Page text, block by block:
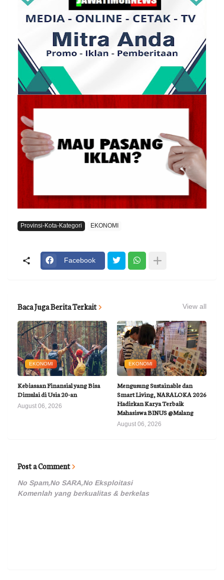
Provinsi-Kota-Kategori EKONOMI
Facebook
Baca Juga Berita Terkait View all
EKONOMI
Kebiasaan Finansial yang Bisa
Dimulai di Usia 20-an
August 06, 2026
EKONOMI
Mengusung Sustainable dan
Smart Living, NARALOKA 2026
Hadirkan Karya Terbaik
Mahasiswa BINUS @Malang
August 06, 2026
Post a Comment
No Spam,No SARA,No Eksploitasi
Komenlah yang berkualitas & berkelas